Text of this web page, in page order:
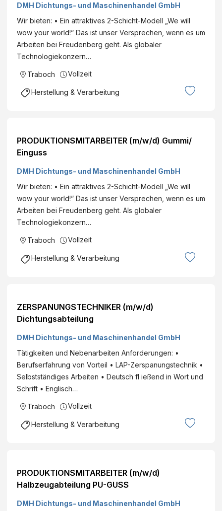
DMH Dichtungs- und Maschinenhandel GmbH
Wir bieten: • Ein attraktives 2-Schicht-Modell „We will
wow your world!” Das ist unser Versprechen, wenn es um
Arbeiten bei Freudenberg geht. Als globaler
Technologiekonzern…
Traboch Vollzeit
Herstellung & Verarbeitung
PRODUKTIONSMITARBEITER (m/w/d) Gummi/
Einguss
DMH Dichtungs- und Maschinenhandel GmbH
Wir bieten: • Ein attraktives 2-Schicht-Modell „We will
wow your world!” Das ist unser Versprechen, wenn es um
Arbeiten bei Freudenberg geht. Als globaler
Technologiekonzern…
Traboch Vollzeit
Herstellung & Verarbeitung
ZERSPANUNGSTECHNIKER (m/w/d)
Dichtungsabteilung
DMH Dichtungs- und Maschinenhandel GmbH
Tätigkeiten und Nebenarbeiten Anforderungen: •
Berufserfahrung von Vorteil • LAP-Zerspanungstechnik •
Selbstständiges Arbeiten • Deutsch fl ießend in Wort und
Schrift • Englisch…
Traboch Vollzeit
Herstellung & Verarbeitung
PRODUKTIONSMITARBEITER (m/w/d)
Halbzeugabteilung PU-GUSS
DMH Dichtungs- und Maschinenhandel GmbH